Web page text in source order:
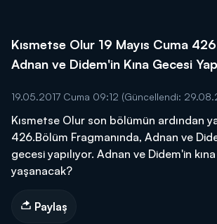
Kısmetse Olur 19 Mayıs Cuma
Adnan ve Didem'in Kına Gecesi
19.05.2017 Cuma 09:12 (Güncellendi:
Kısmetse Olur son bölümün ardından
426.Bölüm Fragmanında, Adnan ve
gecesi yapılıyor. Adnan ve Didem'in
yaşanacak?
Paylaş